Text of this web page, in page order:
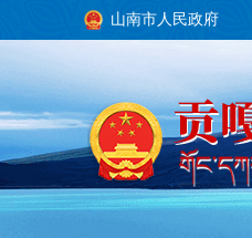
山南市人民政府